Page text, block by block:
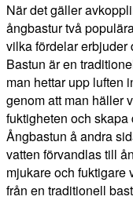
När det gäller
ångbastur två
vilka fördelar erbjuder
Bastun är en
man hettar upp luften
genom att man häller
fuktigheten och
Ångbastun å andra
vatten förvandlas till
mjukare och fuktigare
från en traditionell